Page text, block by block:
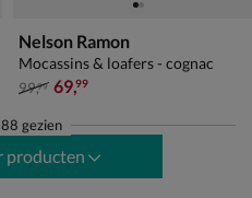
Nelson Ramon
Mocassins & loafers - cognac
van € 99,99 voor € 69,99
99,99 69,99
88 gezien
producten